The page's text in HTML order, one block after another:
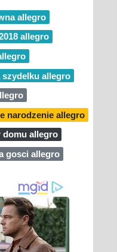
allegro
allegro
allegro
narodzenie allegro
domu allegro
gosci allegro